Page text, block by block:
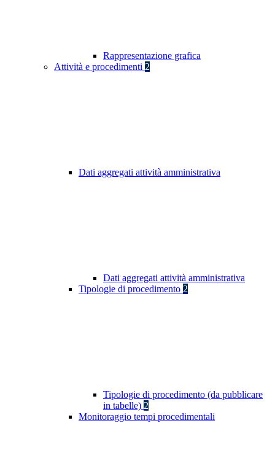
Rappresentazione grafica
Attività e procedimenti 2
Dati aggregati attività amministrativa
Dati aggregati attività amministrativa
Tipologie di procedimento 2
Tipologie di procedimento (da pubblicare
in tabelle) 2
Monitoraggio tempi procedimentali